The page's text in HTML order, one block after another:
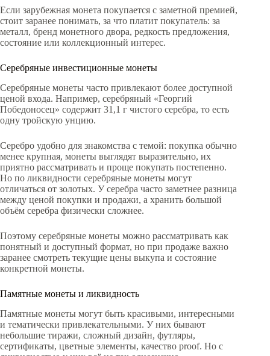
Если зарубежная монета покупается с заметной премией,
стоит заранее понимать, за что платит покупатель: за
металл, бренд монетного двора, редкость предложения,
состояние или коллекционный интерес.
Серебряные инвестиционные монеты
Серебряные монеты часто привлекают более доступной
ценой входа. Например, серебряный «Георгий
Победоносец» содержит 31,1 г чистого серебра, то есть
одну тройскую унцию.
Серебро удобно для знакомства с темой: покупка обычно
менее крупная, монеты выглядят выразительно, их
приятно рассматривать и проще покупать постепенно.
Но по ликвидности серебряные монеты могут
отличаться от золотых. У серебра часто заметнее разница
между ценой покупки и продажи, а хранить большой
объём серебра физически сложнее.
Поэтому серебряные монеты можно рассматривать как
понятный и доступный формат, но при продаже важно
заранее смотреть текущие цены выкупа и состояние
конкретной монеты.
Памятные монеты и ликвидность
Памятные монеты могут быть красивыми, интересными
и тематически привлекательными. У них бывают
небольшие тиражи, сложный дизайн, футляры,
сертификаты, цветные элементы, качество proof. Но с